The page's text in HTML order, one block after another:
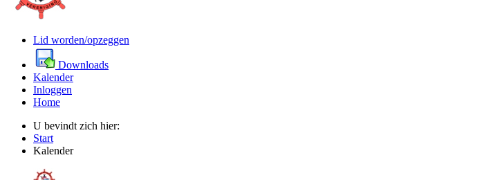
Lid worden/opzeggen
Downloads
Kalender
Inloggen
Home
U bevindt zich hier:
Start
Kalender